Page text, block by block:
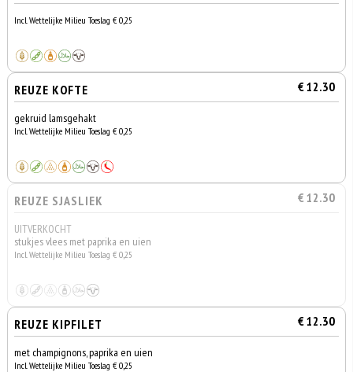
Incl. Wettelijke Milieu Toeslag € 0,25
REUZE KOFTE € 12.30
gekruid lamsgehakt
Incl. Wettelijke Milieu Toeslag € 0,25
REUZE SJASLIEK € 12.30
UITVERKOCHT
stukjes vlees met paprika en uien
Incl. Wettelijke Milieu Toeslag € 0,25
REUZE KIPFILET € 12.30
met champignons, paprika en uien
Incl. Wettelijke Milieu Toeslag € 0,25